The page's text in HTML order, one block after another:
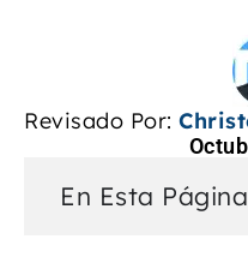
Revisado Por:
En Esta Página